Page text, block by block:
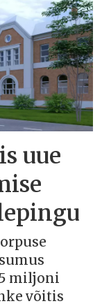
uue
miljoni
võitis